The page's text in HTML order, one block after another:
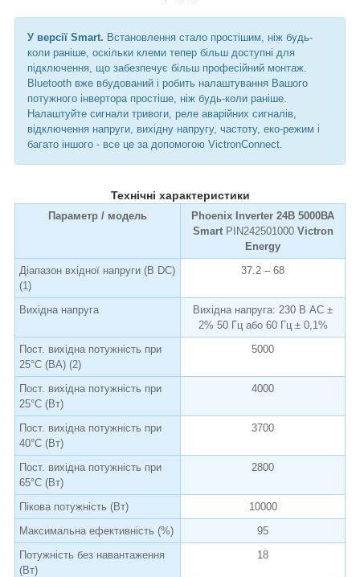
У версії Smart. Встановлення стало простішим, ніж будь-
коли раніше, оскільки клеми тепер більш доступні для
підключення, що забезпечує більш професійний монтаж.
Bluetooth вже вбудований і робить налаштування Вашого
потужного інвертора простіше, ніж будь-коли раніше.
Налаштуйте сигнали тривоги, реле аварійних сигналів,
відключення напруги, вихідну напругу, частоту, еко-режим і
багато іншого - все це за допомогою VictronConnect.
Технічні характеристики
Параметр / модель
Phoenix Inverter 24В 5000ВА
Smart PIN242501000 Victron
Energy
Діапазон вхідної напруги (В DC)
(1)
37.2 – 68
Вихідна напруга
Вихідна напруга: 230 В AC ±
2% 50 Гц або 60 Гц ± 0,1%
Пост. вихідна потужність при
25°C (ВА) (2)
5000
Пост. вихідна потужність при
25°C (Вт)
4000
Пост. вихідна потужність при
40°C (Вт)
3700
Пост. вихідна потужність при
65°C (Вт)
2800
Пікова потужність (Вт)
10000
Максимальна ефективність (%)
95
Потужність без навантаження
(Вт)
18